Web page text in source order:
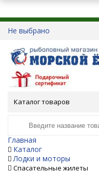
Не выбрано
Каталог товаров
Главная
Каталог
Лодки и моторы
Спасательные жилеты